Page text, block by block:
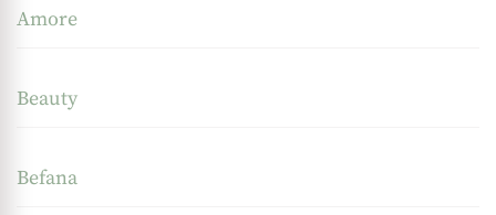
Amore
Beauty
Befana